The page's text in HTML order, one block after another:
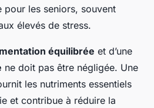
pour les seniors, souvent
élevés de stress.
équilibrée et d’une
ne doit pas être négligée. Une
les nutriments essentiels
et contribue à réduire la